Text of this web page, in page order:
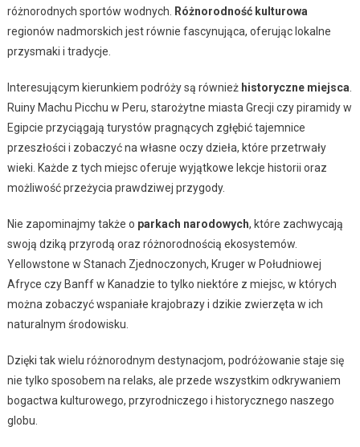
różnorodnych sportów wodnych. Różnorodność kulturowa
regionów nadmorskich jest równie fascynująca, oferując lokalne
przysmaki i tradycje.
Interesującym kierunkiem podróży są również historyczne miejsca
Ruiny Machu Picchu w Peru, starożytne miasta Grecji czy piramidy w
Egipcie przyciągają turystów pragnących zgłębić tajemnice
przeszłości i zobaczyć na własne oczy dzieła, które przetrwały
wieki. Każde z tych miejsc oferuje wyjątkowe lekcje historii oraz
możliwość przeżycia prawdziwej przygody.
Nie zapominajmy także o parkach narodowych, które zachwycają
swoją dziką przyrodą oraz różnorodnością ekosystemów.
Yellowstone w Stanach Zjednoczonych, Kruger w Południowej
Afryce czy Banff w Kanadzie to tylko niektóre z miejsc, w których
można zobaczyć wspaniałe krajobrazy i dzikie zwierzęta w ich
naturalnym środowisku.
Dzięki tak wielu różnorodnym destynacjom, podróżowanie staje się
nie tylko sposobem na relaks, ale przede wszystkim odkrywaniem
bogactwa kulturowego, przyrodniczego i historycznego naszego
globu.